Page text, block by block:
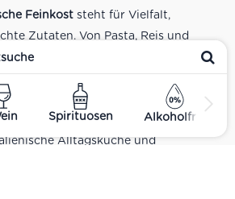
Spirituosen Alkoholfrei
Feinkoststeht für Vielfalt,
Zutaten. Von Pasta, Reis und
über Olivenöl, Antipasti und
und Spezialitäten aus
Regionen Italiens. Alle Produkte
realen Supermarkt-Sortiments
Alltagsküche und